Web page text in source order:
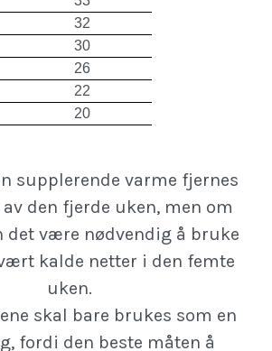
32
30
26
22
20
supplerende varme fjernes
den fjerde uken, men om
det være nødvendig å bruke
kalde netter i den femte
uken.
skal bare brukes som en
fordi den beste måten å